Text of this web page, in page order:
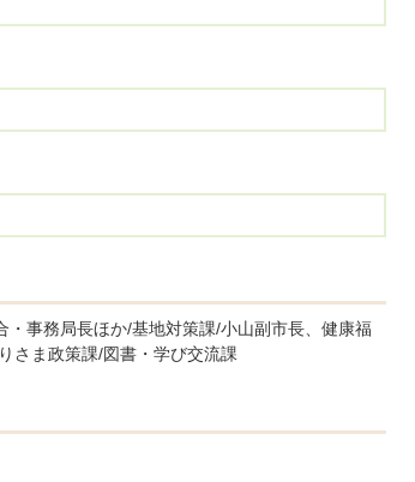
事務局長ほか/基地対策課/小山副市長、健康福
さま政策課/図書・学び交流課